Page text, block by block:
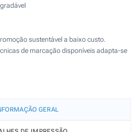
sustentável a baixo custo.
de marcação disponíveis adapta-se
GERAL